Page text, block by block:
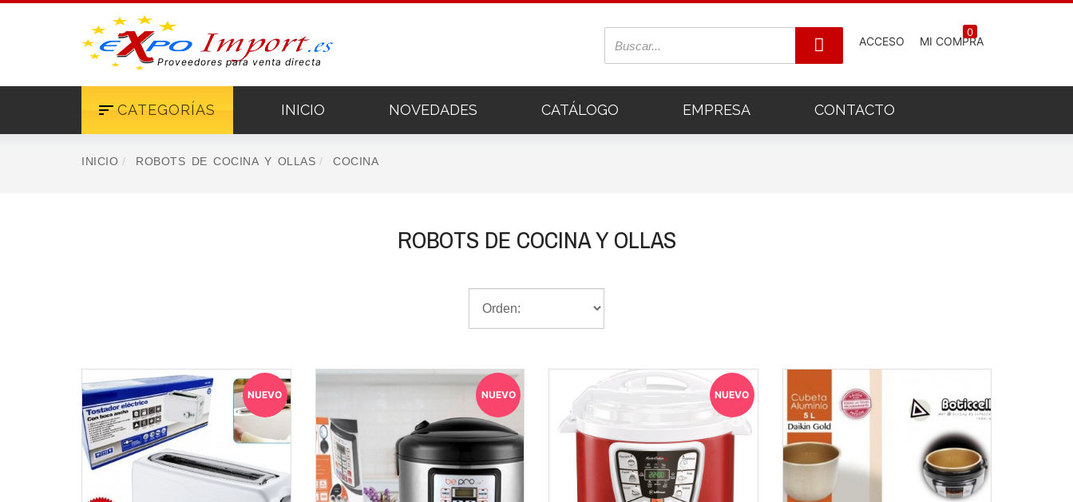
Proveedores para venta directa
ACCESO
0
MI COMPRA
INICIO NOVEDADES CATÁLOGO EMPRESA CONTACTO
CATEGORÍAS
INICIO ROBOTS DE COCINA Y OLLAS COCINA
ROBOTS DE COCINA Y OLLAS
NUEVO NUEVO NUEVO